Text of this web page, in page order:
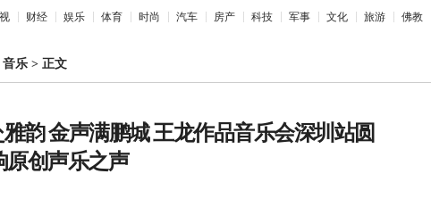
财经 娱乐 体育 时尚 汽车 房产 科技 军事 文化 旅游 佛教
音乐 > 正文
雅韵 金声满鹏城 王龙作品音乐会深圳站圆
原创声乐之声